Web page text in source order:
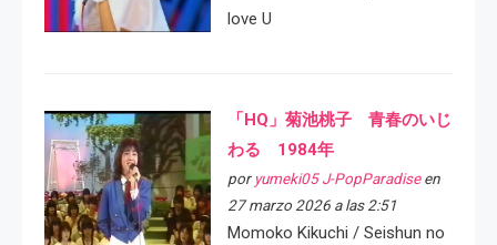
love U
「HQ」菊池桃子 青春のいじ
わる 1984年
por yumeki05 J-PopParadiseen
27 marzo 2026 a las 2:51
Momoko Kikuchi / Seishun no